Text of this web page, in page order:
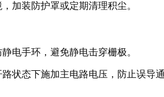
加装防护罩或定期清理积尘。
电手环，避免静电击穿栅极。
状态下施加主电路电压，防止误导通